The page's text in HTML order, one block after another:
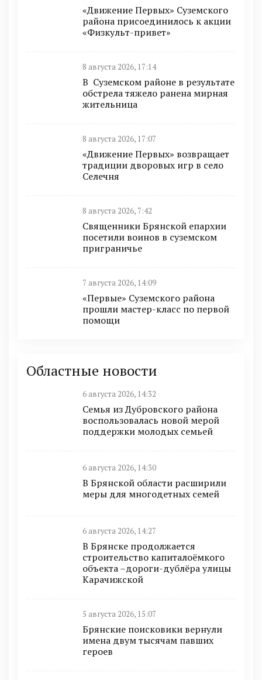
«Движение Первых» Суземского
района присоединилось к акции
«Физкульт-привет»
8 августа 2026, 17:14
В Суземском районе в результате
обстрела тяжело ранена мирная
жительница
8 августа 2026, 17:07
«Движение Первых» возвращает
традиции дворовых игр в село
Селечня
8 августа 2026, 7:42
Священники Брянской епархии
посетили воинов в суземском
приграничье
7 августа 2026, 14:09
«Первые» Суземского района
прошли мастер-класс по первой
помощи
Областные новости
6 августа 2026, 14:32
Семья из Дубровского района
воспользовалась новой мерой
поддержки молодых семьей
6 августа 2026, 14:30
В Брянской области расширили
меры для многодетных семей
6 августа 2026, 14:27
В Брянске продолжается
строительство капиталоёмкого
объекта –дороги-дублёра улицы
Карачижской
5 августа 2026, 15:07
Брянские поисковики вернули
имена двум тысячам павших
героев